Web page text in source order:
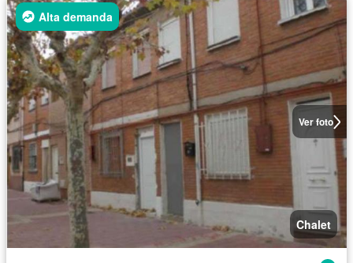
Ver foto
Alta demanda
Chalet